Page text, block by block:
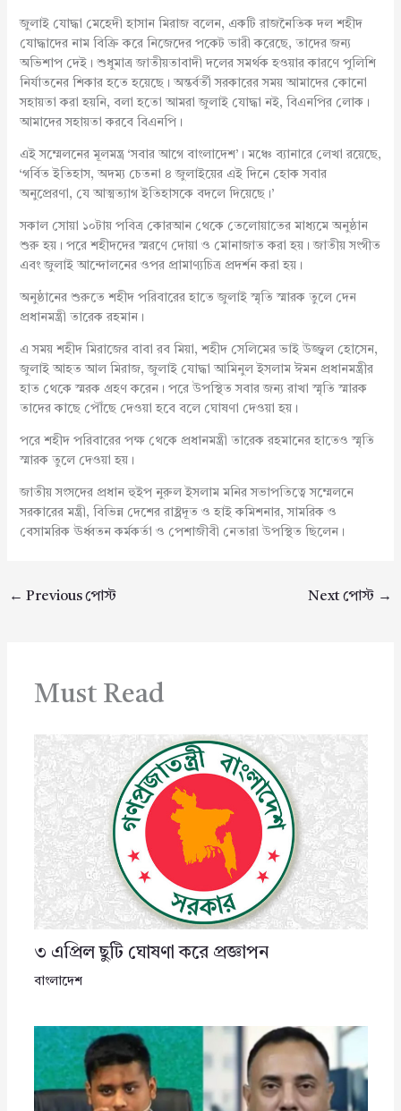
জুলাই যোদ্ধা মেহেদী হাসান মিরাজ বলেন, একটি রাজনৈতিক দল শহীদ
যোদ্ধাদের নাম বিক্রি করে নিজেদের পকেট ভারী করেছে, তাদের জন্য
অভিশাপ দেই। শুধুমাত্র জাতীয়তাবাদী দলের সমর্থক হওয়ার কারণে পুলিশি
নির্যাতনের শিকার হতে হয়েছে। অন্তর্বর্তী সরকারের সময় আমাদের কোনো
সহায়তা করা হয়নি, বলা হতো আমরা জুলাই যোদ্ধা নই, বিএনপির লোক।
আমাদের সহায়তা করবে বিএনপি।
এই সম্মেলনের মূলমন্ত্র ‘সবার আগে বাংলাদেশ’। মঞ্চে ব্যানারে লেখা রয়েছে,
‘গর্বিত ইতিহাস, অদম্য চেতনা ৪ জুলাইয়ের এই দিনে হোক সবার
অনুপ্রেরণা, যে আত্মত্যাগ ইতিহাসকে বদলে দিয়েছে।’
সকাল সোয়া ১০টায় পবিত্র কোরআন থেকে তেলোয়াতের মাধ্যমে অনুষ্ঠান
শুরু হয়। পরে শহীদদের স্মরণে দোয়া ও মোনাজাত করা হয়। জাতীয় সংগীত
এবং জুলাই আন্দোলনের ওপর প্রামাণ্যচিত্র প্রদর্শন করা হয়।
অনুষ্ঠানের শুরুতে শহীদ পরিবারের হাতে জুলাই স্মৃতি স্মারক তুলে দেন
প্রধানমন্ত্রী তারেক রহমান।
এ সময় শহীদ মিরাজের বাবা রব মিয়া, শহীদ সেলিমের ভাই উজ্জ্বল হোসেন,
জুলাই আহত আল মিরাজ, জুলাই যোদ্ধা আমিনুল ইসলাম ঈমন প্রধানমন্ত্রীর
হাত থেকে স্মরক গ্রহণ করেন। পরে উপস্থিত সবার জন্য রাখা স্মৃতি স্মারক
তাদের কাছে পৌঁছে দেওয়া হবে বলে ঘোষণা দেওয়া হয়।
পরে শহীদ পরিবারের পক্ষ থেকে প্রধানমন্ত্রী তারেক রহমানের হাতেও স্মৃতি
স্মারক তুলে দেওয়া হয়।
জাতীয় সংসদের প্রধান হুইপ নুরুল ইসলাম মনির সভাপতিত্বে সম্মেলনে
সরকারের মন্ত্রী, বিভিন্ন দেশের রাষ্ট্রদূত ও হাই কমিশনার, সামরিক ও
বেসামরিক ঊর্ধ্বতন কর্মকর্তা ও পেশাজীবী নেতারা উপস্থিত ছিলেন।
← Previous পোস্ট Next পোস্ট →
Must Read
৩ এপ্রিল ছুটি ঘোষণা করে প্রজ্ঞাপন
বাংলাদেশ